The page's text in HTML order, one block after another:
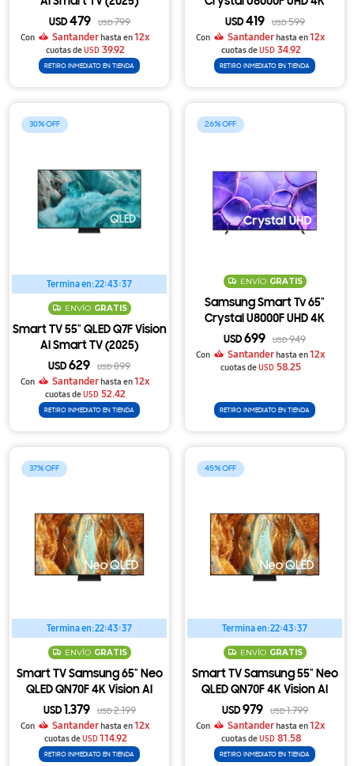
USD 479 USD799
Con
Santanderhasta en12x
cuotas deUSD 39.92
RETIRO INMEDIATO EN TIENDA
USD 419 USD599
Con
Santanderhasta en12x
cuotas deUSD 34.92
RETIRO INMEDIATO EN TIENDA
30
Termina en:22:43:37
ENVÍO GRATIS
Smart TV 55" QLED Q7F Vision
AI Smart TV (2025)
USD 629 USD899
Con
Santanderhasta en12x
cuotas deUSD 52.42
RETIRO INMEDIATO EN TIENDA
26
ENVÍO GRATIS
Samsung Smart Tv 65"
Crystal U8000F UHD 4K
USD 699 USD949
Con
Santanderhasta en12x
cuotas deUSD 58.25
RETIRO INMEDIATO EN TIENDA
37
Termina en:22:43:37
ENVÍO GRATIS
Smart TV Samsung 65" Neo
QLED QN70F 4K Vision AI
(2025)
USD 1.379 USD2.199
Con
Santanderhasta en12x
cuotas deUSD114.92
RETIRO INMEDIATO EN TIENDA
45
Termina en:22:43:37
ENVÍO GRATIS
Smart TV Samsung 55" Neo
QLED QN70F 4K Vision AI
(2025)
USD 979 USD1.799
Con
Santanderhasta en12x
cuotas deUSD 81.58
RETIRO INMEDIATO EN TIENDA